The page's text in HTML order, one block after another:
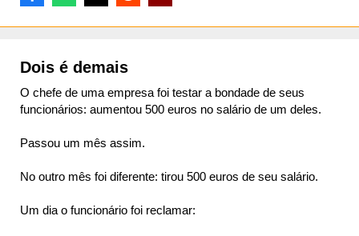
Dois é demais
O chefe de uma empresa foi testar a bondade de seus
funcionários: aumentou 500 euros no salário de um deles.
Passou um mês assim.
No outro mês foi diferente: tirou 500 euros de seu salário.
Um dia o funcionário foi reclamar: